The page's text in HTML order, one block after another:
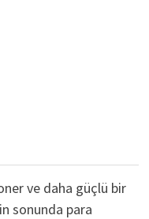
ve daha güçlü bir
sonunda para